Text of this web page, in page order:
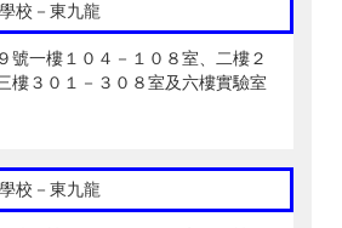
校－東九龍
號一樓１０４－１０８室、二樓２
樓３０１－３０８室及六樓實驗室
校－東九龍